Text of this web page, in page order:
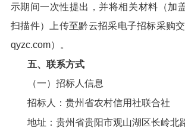
示期间一次性提出，并将相关材料（加
扫描件）上传至黔云招采电子招标采购
qyzc.com）。
五、联系方式
（一）招标人信息
招标人：贵州省农村信用社联合社
地址：贵州省贵阳市观山湖区长岭北